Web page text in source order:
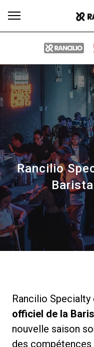
Rancilio
Rancilio Specialty
officiel de la
nouvelle saison
des compétences
Toutes Produits
Our brands
Group
News
Nos